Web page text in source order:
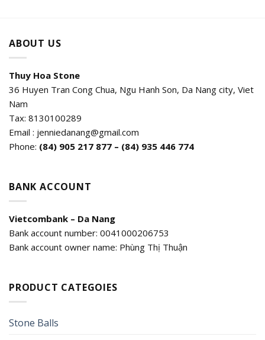
ABOUT US
Thuy Hoa Stone
36 Huyen Tran Cong Chua, Ngu Hanh Son, Da Nang city, Viet
Nam
Tax: 8130100289
Email : jenniedanang@gmail.com
Phone: (84) 905 217 877 – (84) 935 446 774
BANK ACCOUNT
Vietcombank – Da Nang
Bank account number: 0041000206753
Bank account owner name: Phùng Thị Thuận
PRODUCT CATEGOIES
Stone Balls